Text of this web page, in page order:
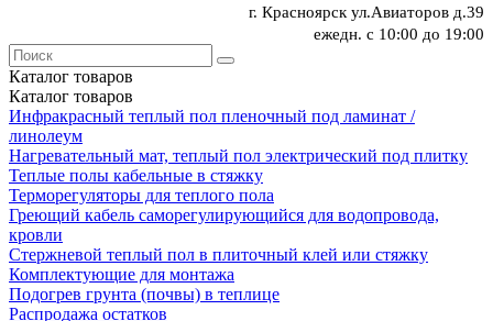
г. Красноярск ул.Авиаторов д.39
ежедн. с 10:00 до 19:00
Каталог товаров
Каталог товаров
Инфракрасный теплый пол пленочный под ламинат /
линолеум
Нагревательный мат, теплый пол электрический под плитку
Теплые полы кабельные в стяжку
Терморегуляторы для теплого пола
Греющий кабель саморегулирующийся для водопровода,
кровли
Cтержневой теплый пол в плиточный клей или стяжку
Комплектующие для монтажа
Подогрев грунта (почвы) в теплице
Распродажа остатков